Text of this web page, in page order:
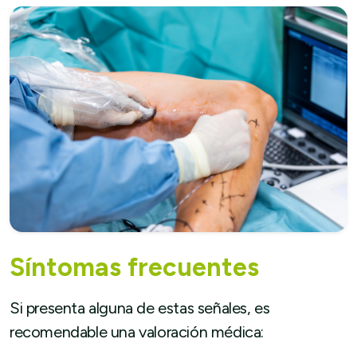
Síntomas frecuentes
Si presenta alguna de estas señales, es
recomendable una valoración médica: